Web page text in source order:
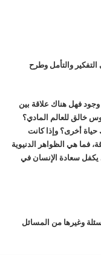
التفكير والتأمل وطرح
فهل هناك علاقة بين
خالق للعالم المادي؟
حياة أخرى؟ وإذا كانت
فما هي الظواهر الدنيوية
يكفل سعادة الإنسان في
وغيرها من المسائل